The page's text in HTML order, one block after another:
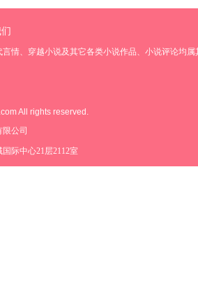
情、穿越小说及其它各类小说作品、小说评论均
All rights reserved.
公司
际中心21层2112室